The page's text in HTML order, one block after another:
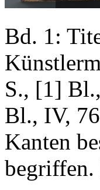
Bd. 1:
S., [1]
Bl., IV,
Kanten
begriffen.